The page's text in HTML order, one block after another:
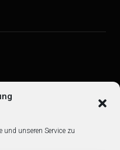
und unseren Service zu